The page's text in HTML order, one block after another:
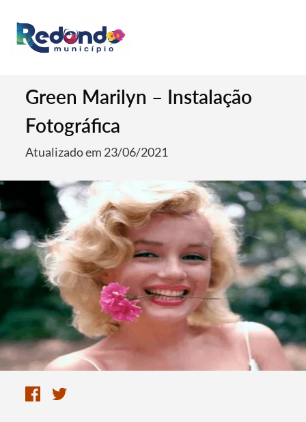
Green Marilyn – Instalação
Fotográfica
Atualizado em 23/06/2021